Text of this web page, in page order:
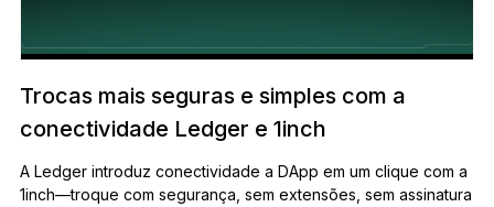
Trocas mais seguras e simples com a
conectividade Ledger e 1inch
A Ledger introduz conectividade a DApp em um clique com a
1inch—troque com segurança, sem extensões, sem assinatura